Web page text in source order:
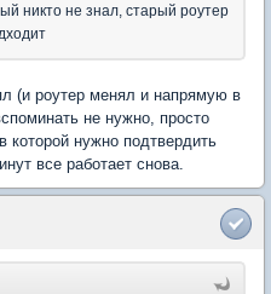
никто не знал, старый роутер
(и роутер менял и напрямую в
не нужно, просто
которой нужно подтвердить
все работает снова.